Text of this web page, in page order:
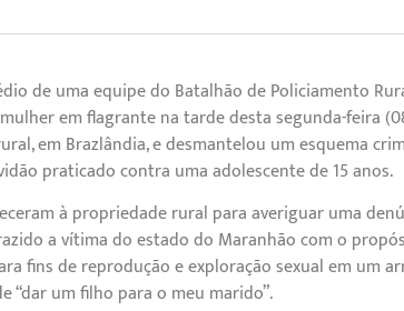
de uma equipe do Batalhão de Policiamento
em flagrante na tarde desta segunda-feira
em Brazlândia, e desmantelou um esquema
praticado contra uma adolescente de 15 anos.
à propriedade rural para averiguar uma
a vítima do estado do Maranhão com o
fins de reprodução e exploração sexual em um
“dar um filho para o meu marido”.